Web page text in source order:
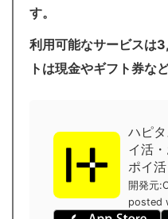
す。
利用可能なサービスは
トは現金やギフト券な
ハピ
イ活
ポイ活
開発元:
posted